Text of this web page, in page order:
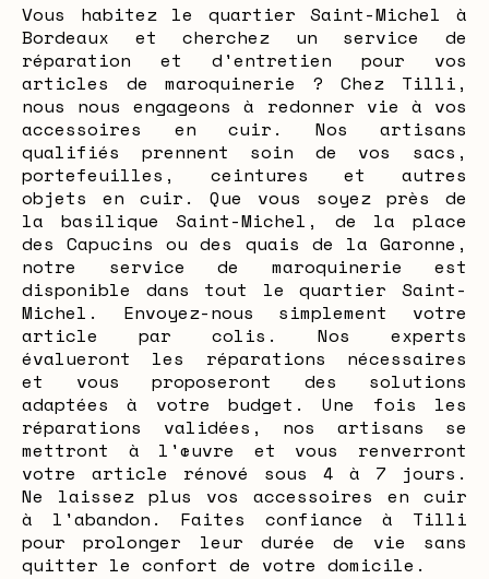
Vous habitez le quartier Saint-Michel à
Bordeaux et cherchez un service de
réparation et d'entretien pour vos
articles de maroquinerie ? Chez Tilli,
nous nous engageons à redonner vie à vos
accessoires en cuir. Nos artisans
qualifiés prennent soin de vos sacs,
portefeuilles, ceintures et autres
objets en cuir. Que vous soyez près de
la basilique Saint-Michel, de la place
des Capucins ou des quais de la Garonne,
notre service de maroquinerie est
disponible dans tout le quartier Saint-
Michel. Envoyez-nous simplement votre
article par colis. Nos experts
évalueront les réparations nécessaires
et vous proposeront des solutions
adaptées à votre budget. Une fois les
réparations validées, nos artisans se
mettront à l'œuvre et vous renverront
votre article rénové sous 4 à 7 jours.
Ne laissez plus vos accessoires en cuir
à l'abandon. Faites confiance à Tilli
pour prolonger leur durée de vie sans
quitter le confort de votre domicile.